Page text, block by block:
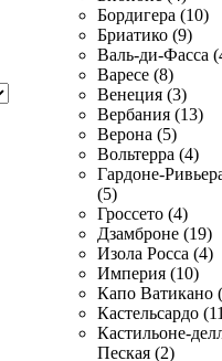
Бордигера (10)
Бриатико (9)
Валь-ди-Фасса
Варесе (8)
Венеция (3)
Вербания (13)
Верона (5)
Вольтерра (4)
Гардоне-
(5)
Гроссето (4)
Дзамброне (19)
Изола Росса (4)
Империя (10)
Капо Ватикано
Кастельсардо
Кастильоне-
Пеская (2)